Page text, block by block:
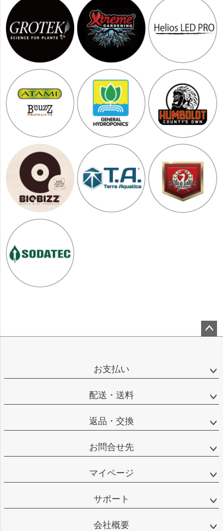
お支払い
配送・送料
返品・交換
お問合せ先
マイページ
サポート
会社概要